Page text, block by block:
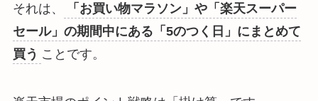
それは、
「お買い物マラソン」や「楽天スーパー
セール」の期間中にある「5のつく日」にまとめて
買う ことです。